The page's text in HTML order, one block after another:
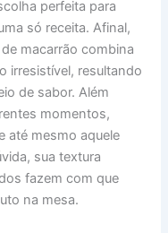
perfeita para
só receita. Afinal,
macarrão combina
irresistível, resultando
de sabor. Além
momentos,
até mesmo aquele
sua textura
fazem com que
na mesa.